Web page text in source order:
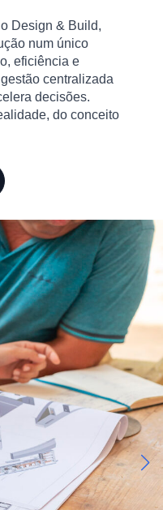
Design & Build,
num único
eficiência e
centralizada
decisões.
do conceito